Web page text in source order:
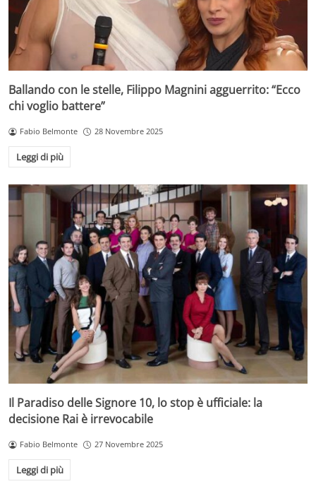
Ballando con le stelle, Filippo Magnini agguerrito: “Ecco
chi voglio battere”
Fabio Belmonte 28 Novembre 2025
Leggi di più
Il Paradiso delle Signore 10, lo stop è ufficiale: la
decisione Rai è irrevocabile
Fabio Belmonte 27 Novembre 2025
Leggi di più